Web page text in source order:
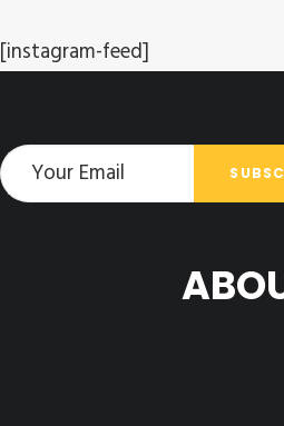
[instagram-feed]